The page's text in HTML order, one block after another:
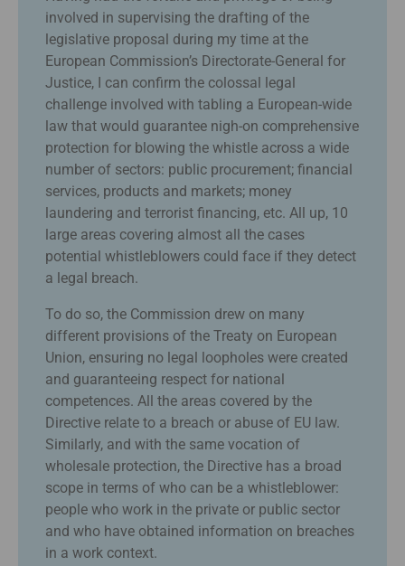
involved in supervising the drafting of the
legislative proposal during my time at the
European Commission’s Directorate-General for
Justice, I can confirm the colossal legal
challenge involved with tabling a European-wide
law that would guarantee nigh-on comprehensive
protection for blowing the whistle across a wide
number of sectors: public procurement; financial
services, products and markets; money
laundering and terrorist financing, etc. All up, 10
large areas covering almost all the cases
potential whistleblowers could face if they detect
a legal breach.
To do so, the Commission drew on many
different provisions of the Treaty on European
Union, ensuring no legal loopholes were created
and guaranteeing respect for national
competences. All the areas covered by the
Directive relate to a breach or abuse of EU law.
Similarly, and with the same vocation of
wholesale protection, the Directive has a broad
scope in terms of who can be a whistleblower:
people who work in the private or public sector
and who have obtained information on breaches
in a work context.